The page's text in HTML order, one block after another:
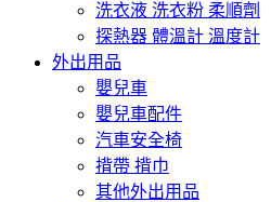
洗衣液 洗衣粉 柔順劑
探熱器 體溫計 溫度計
外出用品
嬰兒車
嬰兒車配件
汽車安全椅
揹帶 揹巾
其他外出用品